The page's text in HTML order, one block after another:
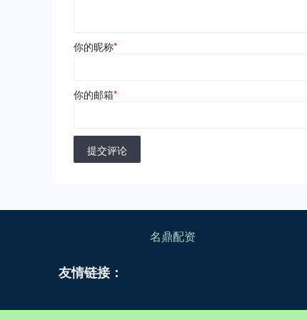
你的昵称*
你的邮箱*
提交评论
名鼎配资
友情链接：